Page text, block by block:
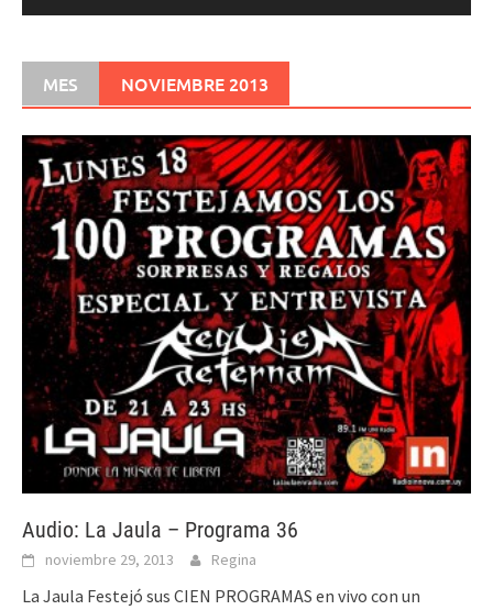
MES NOVIEMBRE 2013
Audio: La Jaula – Programa 36
noviembre 29, 2013 Regina
La Jaula Festejó sus CIEN PROGRAMAS en vivo con un